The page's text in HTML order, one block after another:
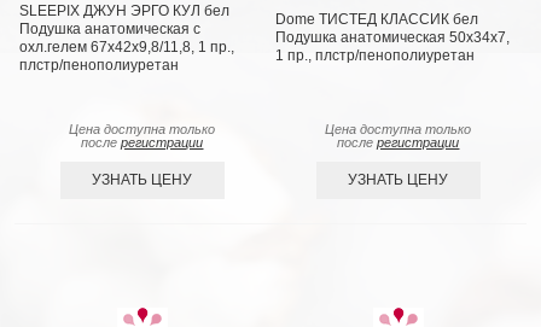
SLEEPIX ДЖУН ЭРГО КУЛ бел
Подушка анатомическая с
охл.гелем 67x42x9,8/11,8, 1 пр.,
плстр/пенополиуретан
Цена доступна только
послерегистрации
УЗНАТЬ ЦЕНУ
Dome ТИСТЕД КЛАССИК бел
Подушка анатомическая 50х34х7,
1 пр., плстр/пенополиуретан
Цена доступна только
послерегистрации
УЗНАТЬ ЦЕНУ